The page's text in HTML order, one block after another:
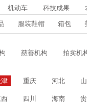
机动车 科技成果
服装鞋帽 箱包
慈善机构 拍卖机
津 重庆 河北
四川 海南